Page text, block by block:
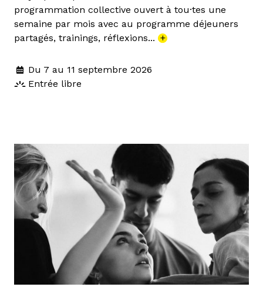
programmation collective ouvert à tou·tes une
semaine par mois avec au programme déjeuners
partagés, trainings, réflexions... +
Du 7 au 11 septembre 2026
Entrée libre